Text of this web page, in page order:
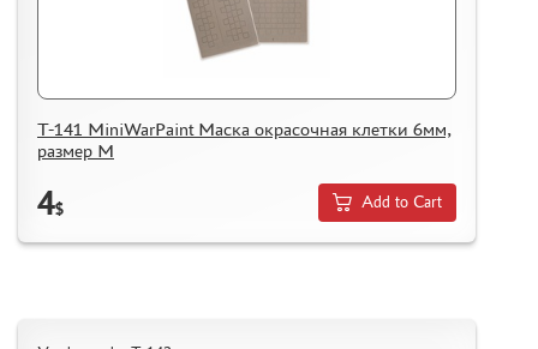
T-141 MiniWarPaint Маска окрасочная клетки 6мм,
размер M
4$ Add to Cart